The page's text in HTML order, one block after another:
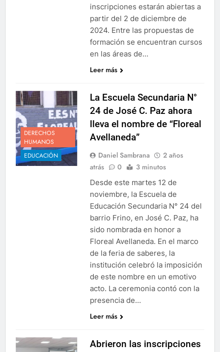
inscripciones estarán abiertas a
partir del 2 de diciembre de
2024. Entre las propuestas de
formación se encuentran cursos
en las áreas de…
Leer más
DERECHOS
HUMANOS
EDUCACIÓN
La Escuela Secundaria N°
24 de José C. Paz ahora
lleva el nombre de “Floreal
Avellaneda”
Daniel Sambrana
2 años
atrás
0 3 minutos
Desde este martes 12 de
noviembre, la Escuela de
Educación Secundaria N° 24 del
barrio Frino, en José C. Paz, ha
sido nombrada en honor a
Floreal Avellaneda. En el marco
de la feria de saberes, la
institución celebró la imposición
de este nombre en un emotivo
acto. La ceremonia contó con la
presencia de…
Leer más
Abrieron las inscripciones